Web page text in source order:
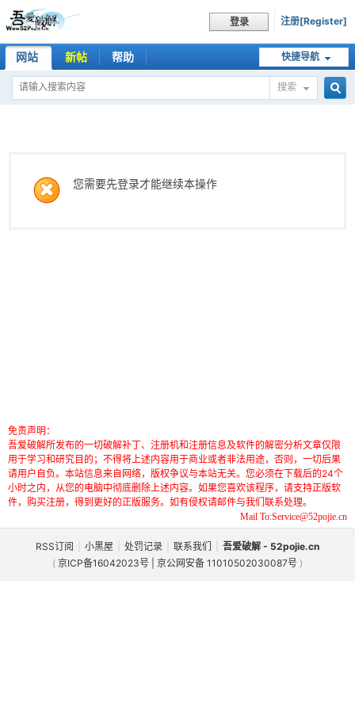
登录 注册[Register]
快捷导航
网站 新帖 帮助
搜索
您需要先登录才能继续本操作
免责声明：
吾爱破解所发布的一切破解补丁、注册机和注册信息及软件的解密分析文章仅限
用于学习和研究目的；不得将上述内容用于商业或者非法用途，否则，一切后果
请用户自负。本站信息来自网络，版权争议与本站无关。您必须在下载后的24个
小时之内，从您的电脑中彻底删除上述内容。如果您喜欢该程序，请支持正版软
件，购买注册，得到更好的正版服务。如有侵权请邮件与我们联系处理。
Mail To:Service@52pojie.cn
RSS订阅 小黑屋 处罚记录 联系我们
吾爱破解 - 52pojie.cn
( 京ICP备16042023号 | 京公网安备 11010502030087号 )